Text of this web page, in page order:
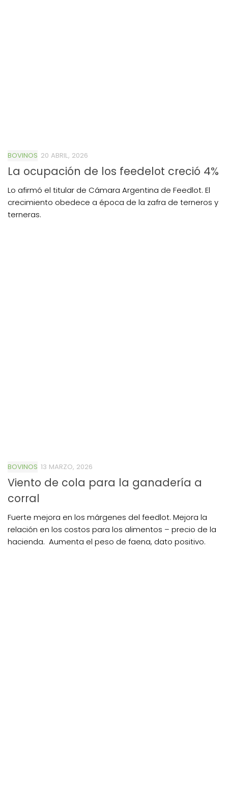
BOVINOS 20 ABRIL, 2026
La ocupación de los feedelot creció 4%
Lo afirmó el titular de Cámara Argentina de Feedlot. El
crecimiento obedece a época de la zafra de terneros y
terneras.
BOVINOS 13 MARZO, 2026
Viento de cola para la ganadería a
corral
Fuerte mejora en los márgenes del feedlot. Mejora la
relación en los costos para los alimentos – precio de la
hacienda. Aumenta el peso de faena, dato positivo.